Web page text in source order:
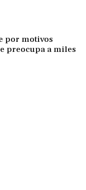
por motivos
preocupa a miles